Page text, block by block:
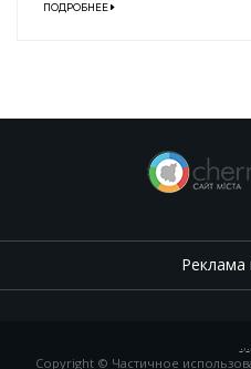
ПОДРОБНЕЕ
Реклама
.,.
Copyright © Частичное